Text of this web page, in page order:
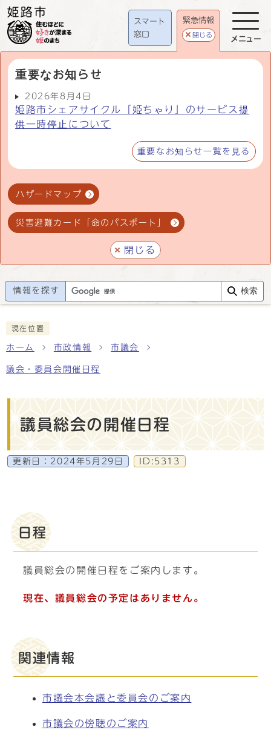
スマート
窓口
緊急情報
閉じる
重要なお知らせ
2026年8月4日
姫路市シェアサイクル「姫ちゃり」のサービス提
供一時停止について
重要なお知らせ一覧を見る
ハザードマップ
災害避難カード「命のパスポート」
閉じる
メニュー
情報を探す 検索
現在位置
ホーム 市政情報 市議会
議会・委員会開催日程
議員総会の開催日程
更新日： 2024年5月29日 ID:5313
日程
議員総会の開催日程をご案内します。
現在、議員総会の予定はありません。
関連情報
市議会本会議と委員会のご案内
市議会の傍聴のご案内